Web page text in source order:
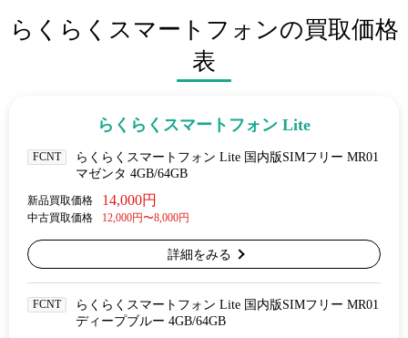
らくらくスマートフォンの買取価格
表
らくらくスマートフォン Lite
FCNT
らくらくスマートフォン Lite 国内版SIMフリー MR01
マゼンタ 4GB/64GB
新品買取価格 14,000円
中古買取価格 12,000円〜8,000円
詳細をみる
FCNT
らくらくスマートフォン Lite 国内版SIMフリー MR01
ディープブルー 4GB/64GB